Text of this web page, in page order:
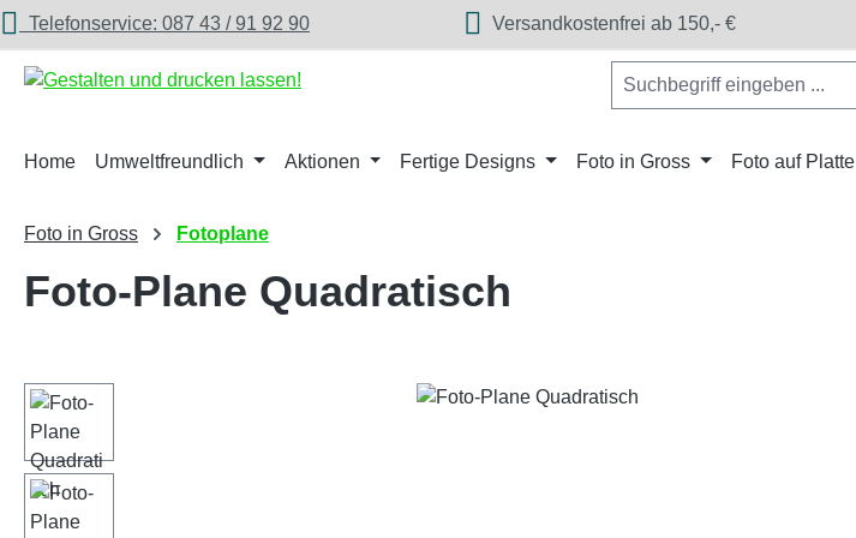
Hauptinhalt springen
Zur Suche springen
Zur Hauptnavigation springen
Telefonservice: 087 43 / 91 92 90 Versandkostenfrei ab 150,- €
Home Umweltfreundlich Aktionen Fertige Designs Foto in Gross Foto auf Platte
Foto in Gross Fotoplane
Foto-Plane Quadratisch
Bildergalerie überspringen